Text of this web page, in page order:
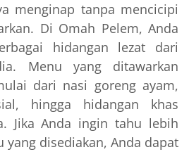
menginap tanpa mencicipi
Di Omah Pelem, Anda
hidangan lezat dari
Menu yang ditawarkan
dari nasi goreng ayam,
hingga hidangan khas
Jika Anda ingin tahu lebih
disediakan, Anda dapat